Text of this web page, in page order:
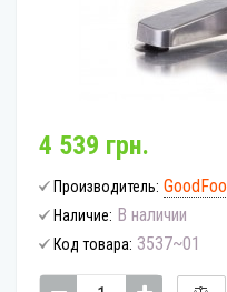
4 539 грн.
Производитель:
Наличие: В наличии
Код товара: 3537~01